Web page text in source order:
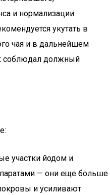
и нормализации
укутать в
чая и в дальнейшем
соблюдал должный
участки йодом и
— они еще больше
и усиливают